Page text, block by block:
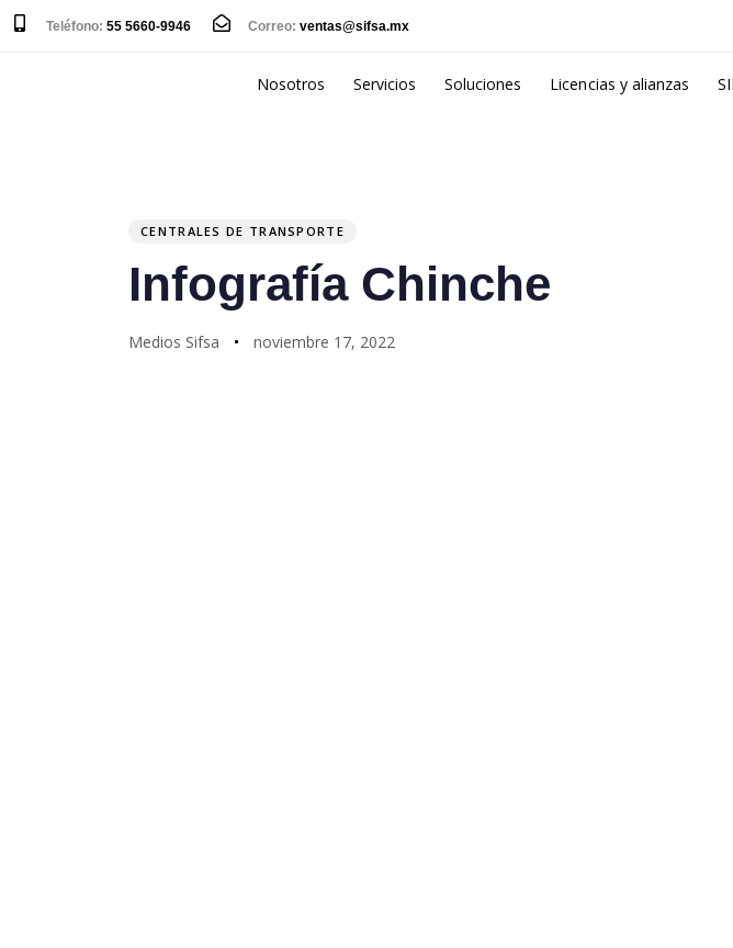
Teléfono: 55 5660-9946 Correo: ventas@sifsa.mx
Nosotros Servicios Soluciones Licencias y alianzas
CENTRALES DE TRANSPORTE
Infografía Chinche
Medios Sifsa noviembre 17, 2022